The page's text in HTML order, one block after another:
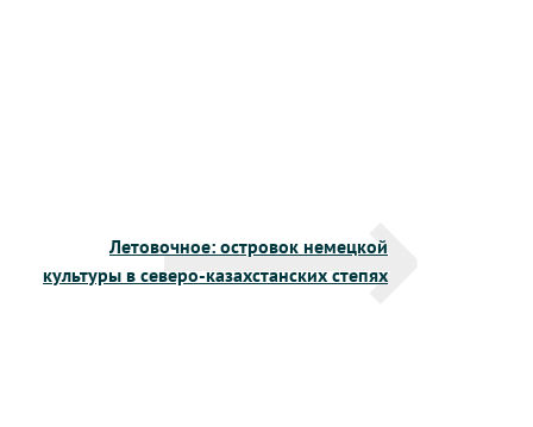
Летовочное: островок немецкой
культуры в северо-казахстанских степях